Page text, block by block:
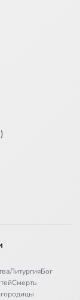
ЛитургияБог
Смерть